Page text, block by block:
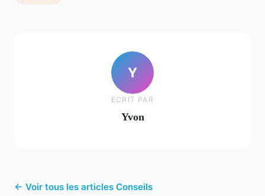
Y
ECRIT PAR
Yvon
← Voir tous les articles Conseils